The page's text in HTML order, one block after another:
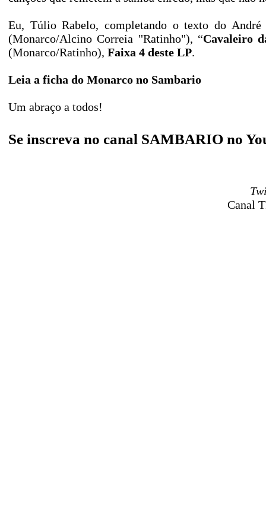
Eu, Túlio Rabelo, completando o texto do
(Monarco/Alcino Correia "Ratinho"), “Cavaleiro
(Monarco/Ratinho), Faixa 4 deste LP.
Leia a ficha do Monarco no Sambario
Um abraço a todos!
Se inscreva no canal SAMBARIO no
Canal